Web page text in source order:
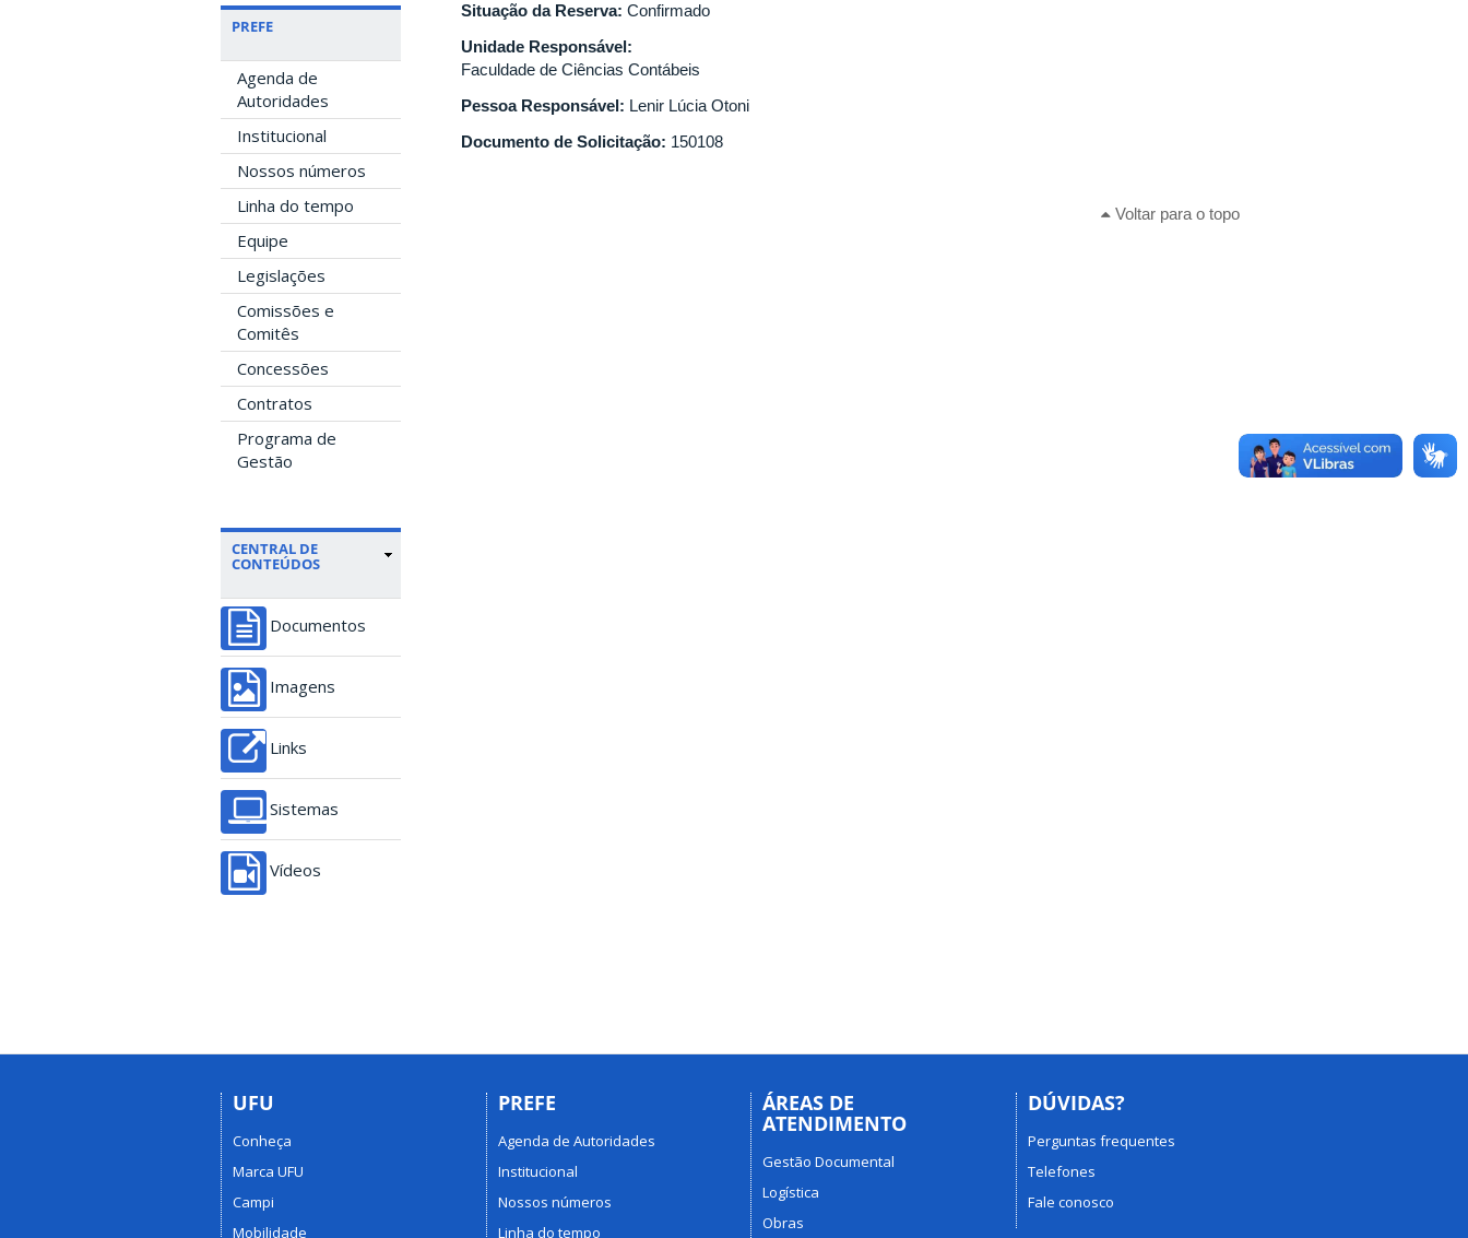
PREFE
Agenda de
Autoridades
Institucional
Nossos números
Linha do tempo
Equipe
Legislações
Comissões e
Comitês
Concessões
Contratos
Programa de
Gestão
CENTRAL DE
CONTEÚDOS
Documentos
Imagens
Links
Sistemas
Vídeos
Situação da Reserva: Confirmado
Unidade Responsável:
Faculdade de Ciências Contábeis
Pessoa Responsável: Lenir Lúcia Otoni
Documento de Solicitação: 150108
Voltar para o topo
UFU
Conheça
Marca UFU
Campi
Mobilidade
PREFE
Agenda de Autoridades
Institucional
Nossos números
Linha do tempo
ÁREAS DE
ATENDIMENTO
Gestão Documental
Logística
Obras
DÚVIDAS?
Perguntas frequentes
Telefones
Fale conosco